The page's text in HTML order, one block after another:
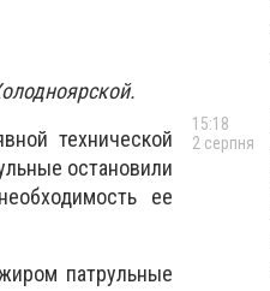
технической
остановили
ее
патрульные
15:18
2 серпня